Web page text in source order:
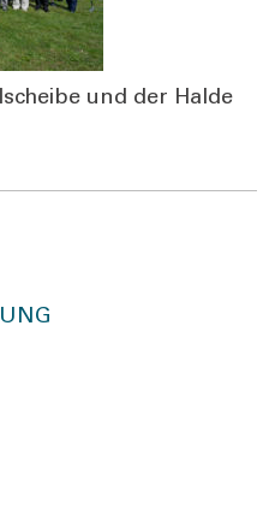
und der Hal­de